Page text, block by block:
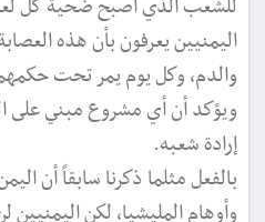
للشعب الذي أصبح ضحية كل
اليمنيين يعرفون بأن هذه
والدم، وكل يوم يمر تحت
ويؤكد أن أي مشروع مبني على
إرادة شعبه.
بالفعل مثلما ذكرنا سابقاً أن
وأوهام المليشيا، لكن اليمنيين